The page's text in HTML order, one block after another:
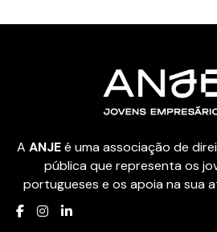
A ANJEé uma associação de
pública que representa os
portugueses e os apoia na sua